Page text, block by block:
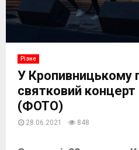
Різне
У Кропивницькому
святковий
(ФОТО)
28.06.2021 848